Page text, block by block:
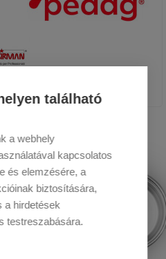
található
a webhely
kapcsolatos
és elemzésére, a
biztosítására,
a hirdetések
testreszabására.